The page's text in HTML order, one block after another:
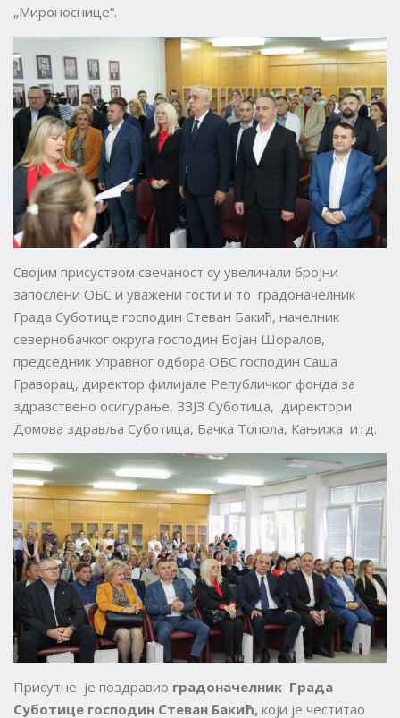
„Мироноснице“.
Својим присуством свечаност су увеличали бројни
запослени ОБС и уважени гости и то градоначелник
Града Суботице господин Стеван Бакић, начелник
севернобачког округа господин Бојан Шоралов,
председник Управног одбора ОБС господин Саша
Граворац, директор филијале Републичког фонда за
здравствено осигурање, ЗЗЈЗ Суботица, директори
Домова здравља Суботица, Бачка Топола, Кањижа итд.
Присутне је поздравио градоначелник Града
Суботице господин Стеван Бакић, који је честитао